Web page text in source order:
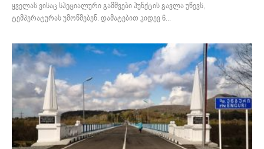
ყველას ვისაც სპეციალური გამშვები პუნქტის გავლა უწევს,
ტემპერატურას უმოწმებენ. დამატებით კიდევ 6...